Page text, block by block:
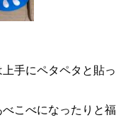
手にペタペタと貼っ
べこべになったりと福